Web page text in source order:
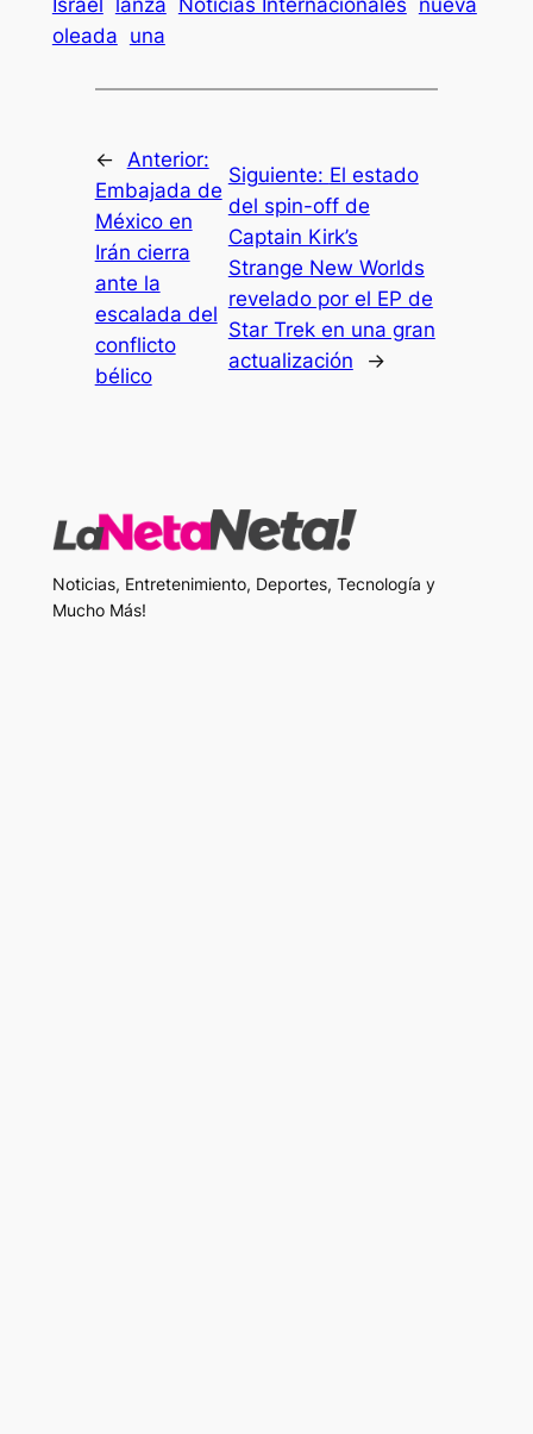
Israel lanza Noticias Internacionales nueva
oleada una
←
Anterior:
Embajada de
México en
Irán cierra
ante la
escalada del
conflicto
bélico
Siguiente: El estado
del spin-off de
Captain Kirk’s
Strange New Worlds
revelado por el EP de
Star Trek en una gran
actualización
→
Noticias, Entretenimiento, Deportes, Tecnología y
Mucho Más!